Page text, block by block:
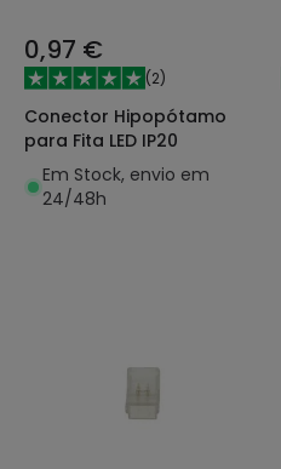
0,97 €
(2)
Conector Hipopótamo
para Fita LED IP20
Em Stock, envio em
24/48h